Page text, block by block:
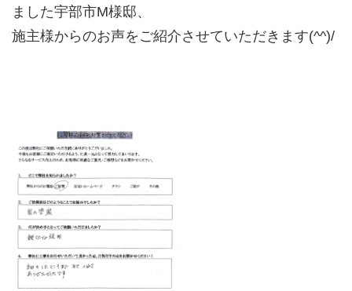
ました宇部市M様邸、
施主様からのお声をご紹介させていただきます(^^)/